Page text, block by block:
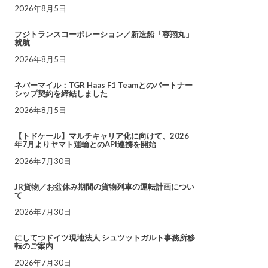
2026年8月5日
フジトランスコーポレーション／新造船「蓉翔丸」
就航
2026年8月5日
ネバーマイル：TGR Haas F1 Teamとのパートナー
シップ契約を締結しました
2026年8月5日
【トドケール】マルチキャリア化に向けて、2026
年7月よりヤマト運輸とのAPI連携を開始
2026年7月30日
JR貨物／お盆休み期間の貨物列車の運転計画につい
て
2026年7月30日
にしてつドイツ現地法人 シュツットガルト事務所移
転のご案内
2026年7月30日